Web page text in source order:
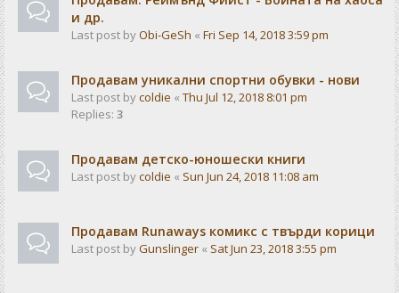
и др.
Last post byObi-GeSh « Fri Sep 14, 2018 3:59 pm
Продавам уникални спортни обувки - нови
Last post bycoldie « Thu Jul 12, 2018 8:01 pm
Replies: 3
Продавам детско-юношески книги
Last post bycoldie « Sun Jun 24, 2018 11:08 am
Продавам Runaways комикс с твърди корици
Last post byGunslinger « Sat Jun 23, 2018 3:55 pm